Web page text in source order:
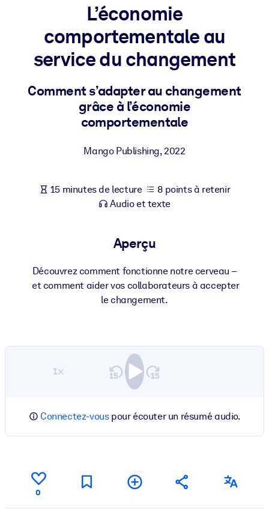
PAR SYSTÈME
Pour LMS/LXP
LMS/LXP pour de meilleurs résultats d'apprentissage.
Pour bibliothèques d'entreprise
Enrichissez votre bibliothèque d'entreprise avec des
Alimentez vos systèmes d'IA avec des connaissances fiables et
structurées pour améliorer les résultats.
L’économie
comportementale au
service du changement
Comment s’adapter au changement
grâce à l’économie
comportementale
Mango Publishing,2022
15 minutes de lecture
8 points à retenir
Audio et texte
Aperçu
Découvrez comment fonctionne notre cerveau –
et comment aider vos collaborateurs à accepter
le changement.
1×
Connectez-vouspour écouter un résumé audio.
0